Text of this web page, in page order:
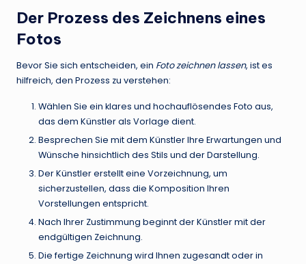
Der Prozess des Zeichnens eines
Fotos
Bevor Sie sich entscheiden, ein Foto zeichnen lassen, ist es
hilfreich, den Prozess zu verstehen:
Wählen Sie ein klares und hochauflösendes Foto aus,
das dem Künstler als Vorlage dient.
Besprechen Sie mit dem Künstler Ihre Erwartungen und
Wünsche hinsichtlich des Stils und der Darstellung.
Der Künstler erstellt eine Vorzeichnung, um
sicherzustellen, dass die Komposition Ihren
Vorstellungen entspricht.
Nach Ihrer Zustimmung beginnt der Künstler mit der
endgültigen Zeichnung.
Die fertige Zeichnung wird Ihnen zugesandt oder in